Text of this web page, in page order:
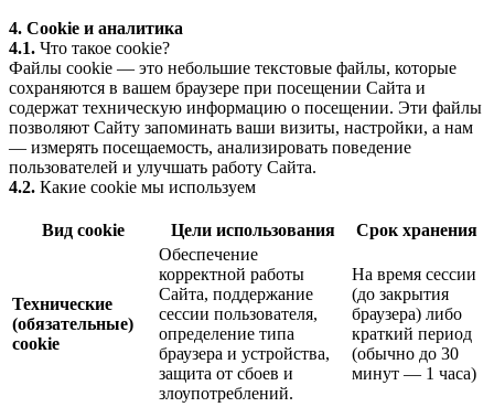
4. Cookie и аналитика
4.1. Что такое cookie?
Файлы cookie — это небольшие текстовые файлы, которые
сохраняются в вашем браузере при посещении Сайта и
содержат техническую информацию о посещении. Эти файлы
позволяют Сайту запоминать ваши визиты, настройки, а нам
— измерять посещаемость, анализировать поведение
пользователей и улучшать работу Сайта.
4.2. Какие cookie мы используем
Вид cookie Цели использования Срок хранения
Технические
(обязательные)
cookie
Обеспечение
корректной работы
Сайта, поддержание
сессии пользователя,
определение типа
браузера и устройства,
защита от сбоев и
злоупотреблений.
На время сессии
(до закрытия
браузера) либо
краткий период
(обычно до 30
минут — 1 часа)